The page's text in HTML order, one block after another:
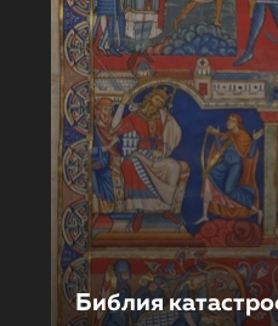
Библия